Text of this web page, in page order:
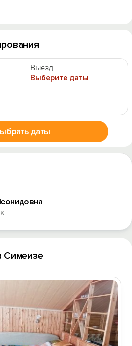
Выезд
Выберите даты
даты
Симеизе